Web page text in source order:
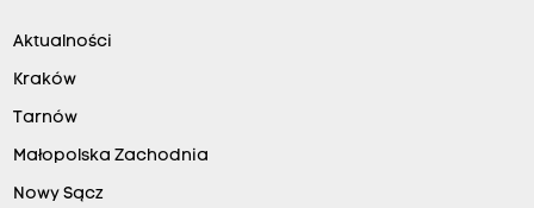
Aktualności
Kraków
Tarnów
Małopolska Zachodnia
Nowy Sącz